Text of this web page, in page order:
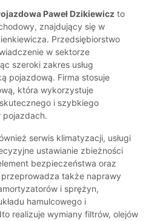
Paweł Dzikiewicz to
znajdujący się w
Przedsiębiorstwo
w sektorze
szeroki zakres usług
pojazdową. Firma stosuje
która wykorzystuje
i szybkiego
pojazdach.
serwis klimatyzacji, usługi
ustawianie zbieżności
bezpieczeństwa oraz
także naprawy
i sprężyn,
hamulcowego i
realizuje wymiany filtrów, olejów